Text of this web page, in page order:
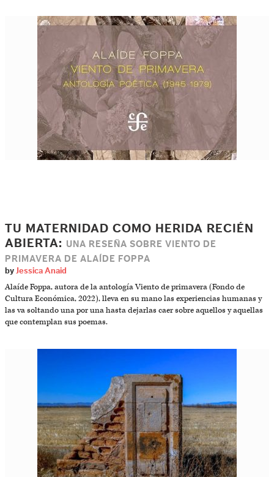
TU MATERNIDAD COMO HERIDA RECIÉN
ABIERTA: UNA RESEÑA SOBRE VIENTO DE
PRIMAVERA DE ALAÍDE FOPPA
by Jessica Anaid
Alaíde Foppa, autora de la antología Viento de primavera (Fondo de
Cultura Económica, 2022), lleva en su mano las experiencias humanas y
las va soltando una por una hasta dejarlas caer sobre aquellos y aquellas
que contemplan sus poemas.